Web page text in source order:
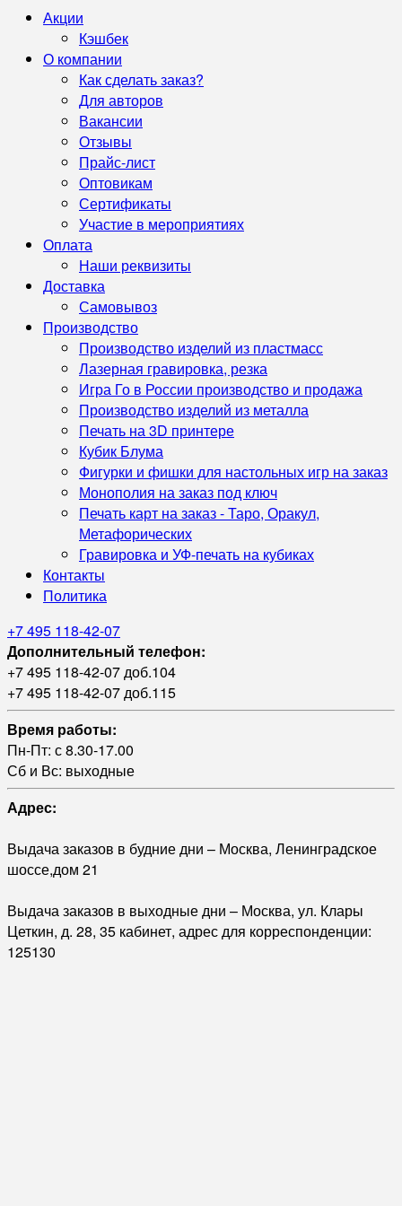
Акции
Кэшбек
О компании
Как сделать заказ?
Для авторов
Вакансии
Отзывы
Прайс-лист
Оптовикам
Сертификаты
Участие в мероприятиях
Оплата
Наши реквизиты
Доставка
Самовывоз
Производство
Производство изделий из пластмасс
Лазерная гравировка, резка
Игра Го в России производство и продажа
Производство изделий из металла
Печать на 3D принтере
Кубик Блума
Фигурки и фишки для настольных игр на заказ
Монополия на заказ под ключ
Печать карт на заказ - Таро, Оракул,
Метафорических
Гравировка и УФ‑печать на кубиках
Контакты
Политика
+7 495 118-42-07
Дополнительный телефон:
+7 495 118-42-07 доб.104
+7 495 118-42-07 доб.115
Время работы:
Пн-Пт: с 8.30-17.00
Сб и Вс: выходные
Адрес:
Выдача заказов в будние дни – Москва, Ленинградское
шоссе,дом 21
Выдача заказов в выходные дни – Москва, ул. Клары
Цеткин, д. 28, 35 кабинет, адрес для корреспонденции:
125130